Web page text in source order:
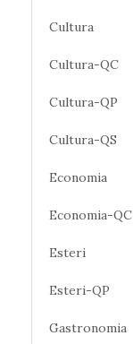
Cultura
Cultura-QC
Cultura-QP
Cultura-QS
Economia
Economia-QC
Esteri
Esteri-QP
Gastronomia